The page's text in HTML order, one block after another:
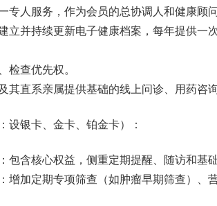
人服务，作为会员的总协调人和健康顾问
并持续更新电子健康档案，每年提供一
查优先权。
直系亲属提供基础的线上问诊、用药咨询
银卡、金卡、铂金卡）：
含核心权益，侧重定期提醒、随访和基础
加定期专项筛查（如肿瘤早期筛查）、营